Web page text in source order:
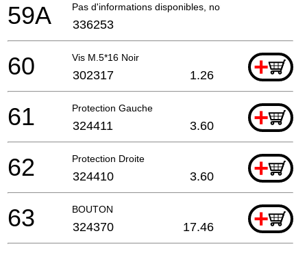
Pas d'informations disponibles, non commandable
59A 336253
Vis M.5*16 Noir +
60 302317 1.26
Protection Gauche +
61 324411 3.60
Protection Droite +
62 324410 3.60
BOUTON +
63 324370 17.46